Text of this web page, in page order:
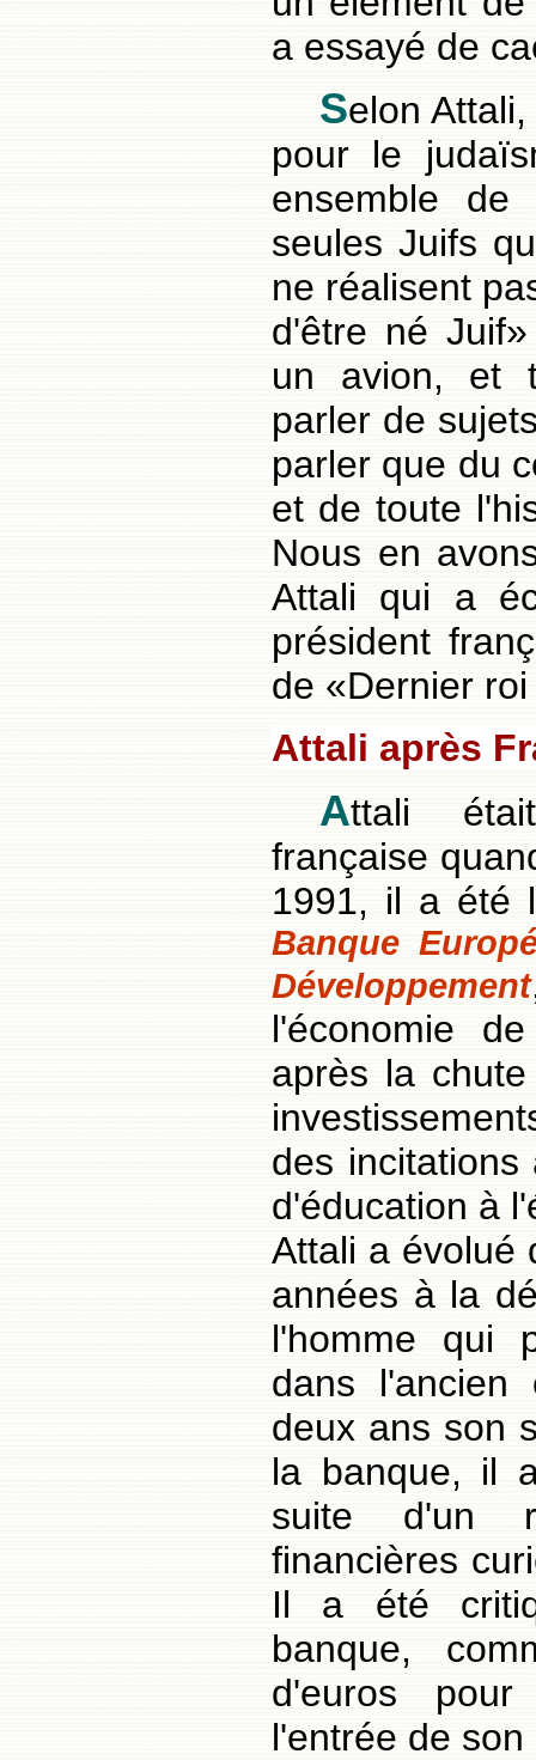
a essayé de
Selon
pour le
ensemble
seules Juifs
ne réalisent
d'être né
un avion, et
parler de
parler que du
et de toute
Nous en
Attali qui a
président
de «Dernier
Attali après
Attali
française
1991, il a été
Banque
Développement
l'économie
après la
des
d'éducation à
Attali a évolué
années à la
l'homme qui
dans l'ancien
deux ans son
la banque, il
suite d'un
financières
Il a été
banque,
d'euros
l'entrée de